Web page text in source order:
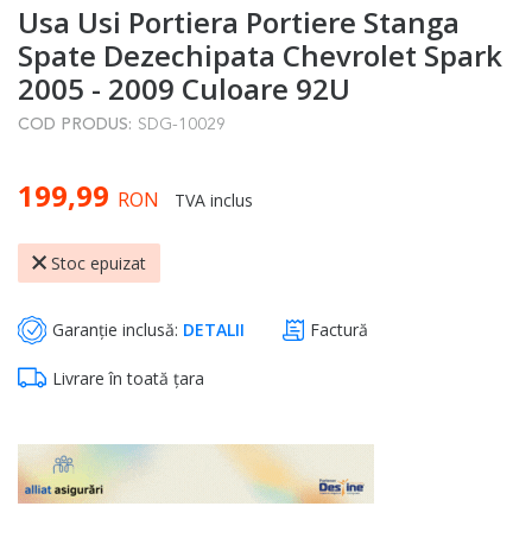
to
the
beginning
of
the
gallery
Usa Usi Portiera Portiere Stanga
Spate Dezechipata Chevrolet Spark
2005 - 2009 Culoare 92U
COD PRODUS: SDG-10029
199,99 RON TVA inclus
Stoc epuizat
Garanție inclusă: DETALII Factură
Livrare în toată țara